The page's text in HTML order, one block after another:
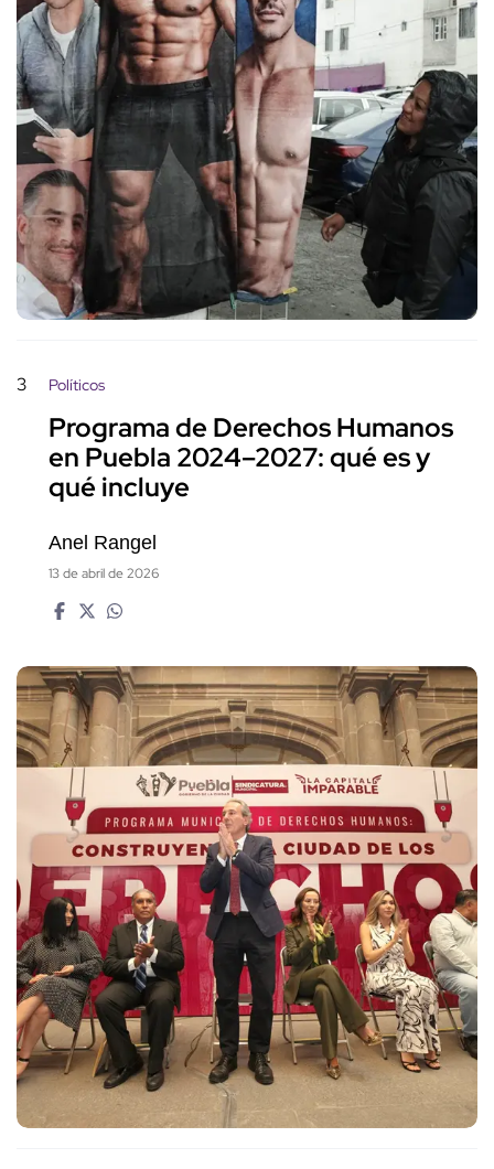
3 Políticos
Programa de Derechos Humanos
en Puebla 2024–2027: qué es y
qué incluye
Anel Rangel
13 de abril de 2026